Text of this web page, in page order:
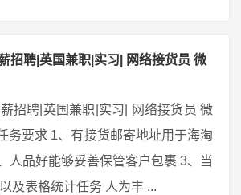
招聘|英国兼职|实习| 网络接货员 微
招聘|英国兼职|实习| 网络接货员 微
务要求 1、有接货邮寄地址用于海淘
人品好能够妥善保管客户包裹 3、当
及表格统计任务 人为丰 ...